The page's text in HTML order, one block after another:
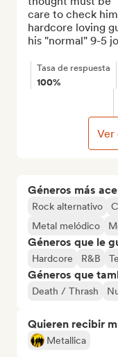
Géneros más
Rock alternativo
Metal melódico
Géneros que le
Hardcore R&B
Géneros que
Death / Thrash
Quieren recibir
Metallica
care to check
hardcore loving
his "normal" 9-5
Tasa de respuesta
100%
Ver